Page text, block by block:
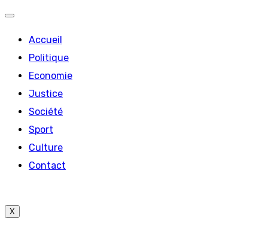
Accueil
Politique
Economie
Justice
Société
Sport
Culture
Contact
X